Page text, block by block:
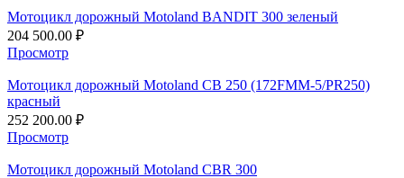
Мотоцикл дорожный Motoland BANDIT 300 зеленый
204 500.00 ₽
Просмотр
Мотоцикл дорожный Motoland CB 250 (172FMM-5/PR250)
красный
252 200.00 ₽
Просмотр
Мотоцикл дорожный Motoland CBR 300